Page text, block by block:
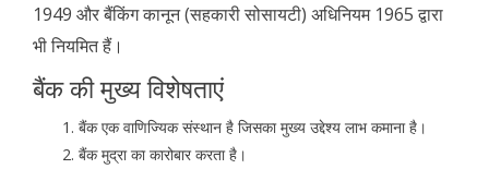
1949 और बैंकिंग कानून (सहकारी सोसायटी) अधिनियम 1965 द्वारा
भी नियमित हैं।
बैंक की मुख्य विशेषताएं
बैंक एक वाणिज्यिक संस्थान है जिसका मुख्य उद्देश्य लाभ कमाना है।
बैंक मुद्रा का कारोबार करता है।